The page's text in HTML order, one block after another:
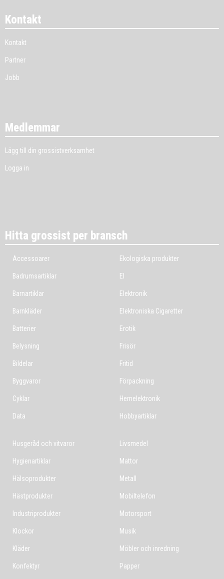
Kontakt
Kontakt
Partner
Jobb
Medlemmar
Lägg till din grossistverksamhet
Logga in
Hitta grossist per bransch
Accessoarer
Badrumsartiklar
Barnartiklar
Barnkläder
Batterier
Belysning
Bildelar
Byggvaror
Cyklar
Data
Ekologiska produkter
El
Elektronik
Elektroniska Cigaretter
Erotik
Frisör
Fritid
Förpackning
Hemelektronik
Hobbyartiklar
Husgeråd och vitvaror
Hygienartiklar
Hälsoprodukter
Hästprodukter
Industriprodukter
Klockor
Kläder
Konfektyr
Livsmedel
Mattor
Metall
Mobiltelefon
Motorsport
Musik
Möbler och inredning
Papper